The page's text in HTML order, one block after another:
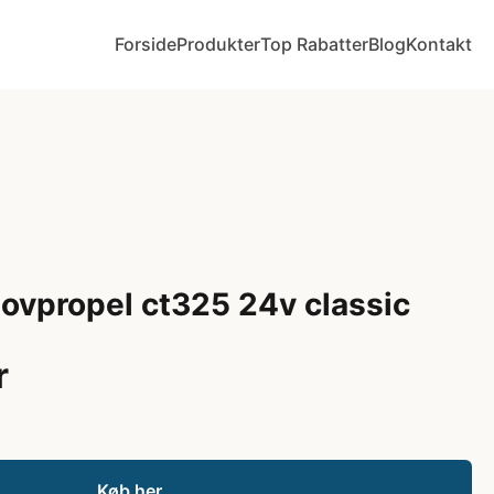
ForsideProdukterTop RabatterBlogKontakt
ct325 24v classic